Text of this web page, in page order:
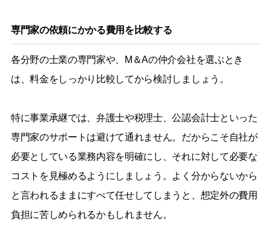
専門家の依頼にかかる費用を比較する
各分野の士業の専門家や、M＆Aの仲介会社を選ぶとき
は、料金をしっかり比較してから検討しましょう。
特に事業承継では、弁護士や税理士、公認会計士といった
専門家のサポートは避けて通れません。だからこそ自社が
必要としている業務内容を明確にし、それに対して必要な
コストを見極めるようにしましょう。よく分からないから
と言われるままにすべて任せしてしまうと、想定外の費用
負担に苦しめられるかもしれません。